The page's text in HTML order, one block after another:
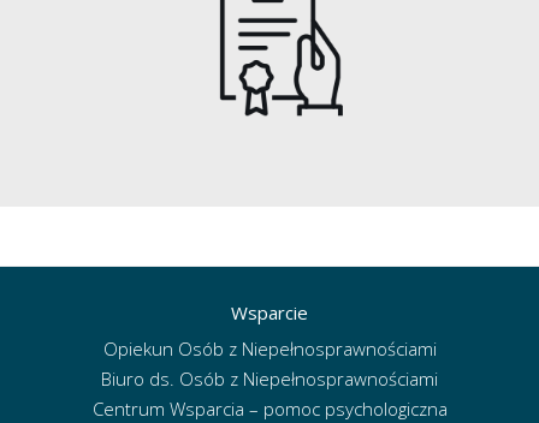
Wsparcie
Opiekun Osób z Niepełnosprawnościami
Biuro ds. Osób z Niepełnosprawnościami
Centrum Wsparcia – pomoc psychologiczna